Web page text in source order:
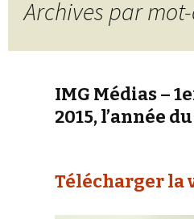
Archives par
IMG Médias –
2015, l’année
Télécharger la